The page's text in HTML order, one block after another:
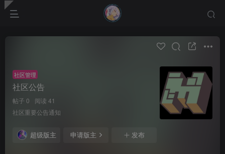
社区管理
社区公告
帖子 0
阅读 41
社区重要公告通知
超级版主 申请版主 发布